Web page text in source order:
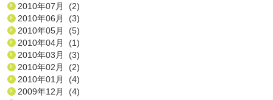
2010年07月 (2)
2010年06月 (3)
2010年05月 (5)
2010年04月 (1)
2010年03月 (3)
2010年02月 (2)
2010年01月 (4)
2009年12月 (4)